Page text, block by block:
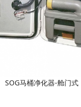
SOG马桶净化器-舱门式